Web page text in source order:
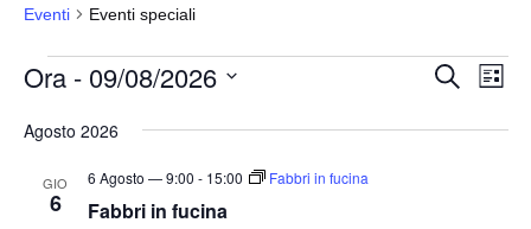
Eventi Eventi speciali
Eventi
E
e
C
c
E
e
L
s
Ora - 09/08/2026
e
Agosto 2026
GIO
6 Fabbri in fucina
6 Agosto — 9:00 - 15:00 Fabbri in fucina